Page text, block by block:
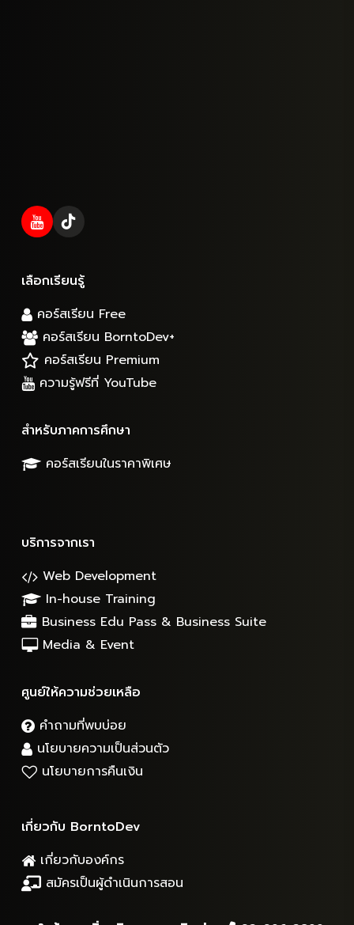
เลือกเรียนรู้
คอร์สเรียน Free
คอร์สเรียน BorntoDev+
คอร์สเรียน Premium
ความรู้ฟรีที่ YouTube
สำหรับภาคการศึกษา
คอร์สเรียนในราคาพิเศษ
บริการจากเรา
Web Development
In-house Training
Business Edu Pass & Business Suite
Media & Event
ศูนย์ให้ความช่วยเหลือ
คำถามที่พบบ่อย
นโยบายความเป็นส่วนตัว
นโยบายการคืนเงิน
เกี่ยวกับ BorntoDev
เกี่ยวกับองค์กร
สมัครเป็นผู้ดำเนินการสอน